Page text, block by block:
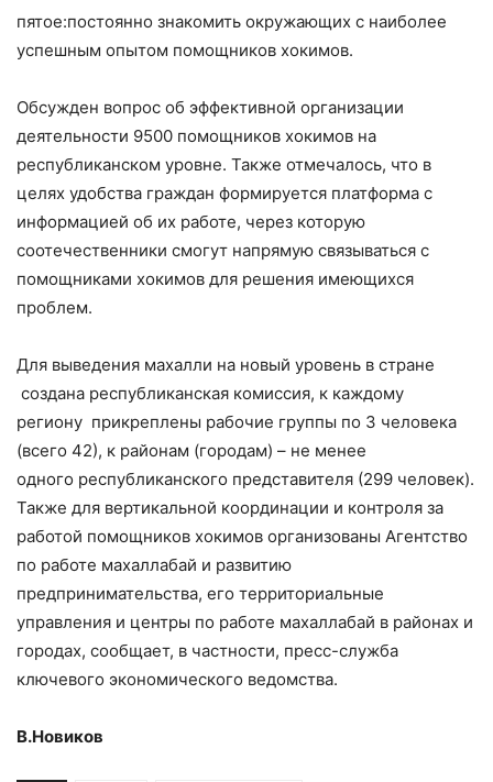
пятое:постоянно знакомить окружающих с наиболее
успешным опытом помощников хокимов.
Обсужден вопрос об эффективной организации
деятельности 9500 помощников хокимов на
республиканском уровне. Также отмечалось, что в
целях удобства граждан формируется платформа с
информацией об их работе, через которую
соотечественники смогут напрямую связываться с
помощниками хокимов для решения имеющихся
проблем.
Для выведения махалли на новый уровень в стране
создана республиканская комиссия, к каждому
региону прикреплены рабочие группы по 3 человека
(всего 42), к районам (городам) – не менее
одного республиканского представителя (299 человек).
Также для вертикальной координации и контроля за
работой помощников хокимов организованы Агентство
по работе махаллабай и развитию
предпринимательства, его территориальные
управления и центры по работе махаллабай в районах и
городах, сообщает, в частности, пресс-служба
ключевого экономического ведомства.
В.Новиков